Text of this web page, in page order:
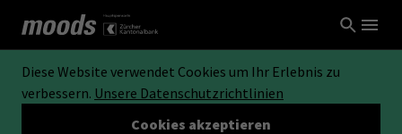
Diese Website verwendet Cookies um Ihr Erlebnis zu
verbessern. Unsere Datenschutzrichtlinien
Cookies akzeptieren